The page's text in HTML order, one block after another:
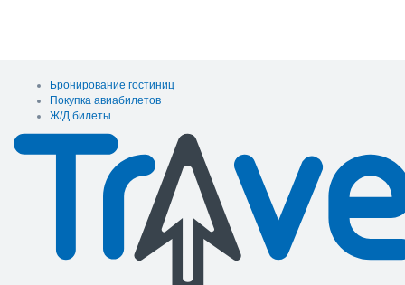
Бронирование гостиниц
Покупка авиабилетов
Ж/Д билеты